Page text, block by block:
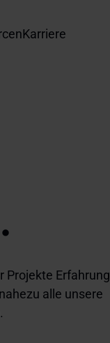
Karriere
Projekte Erfahrung
alle unsere